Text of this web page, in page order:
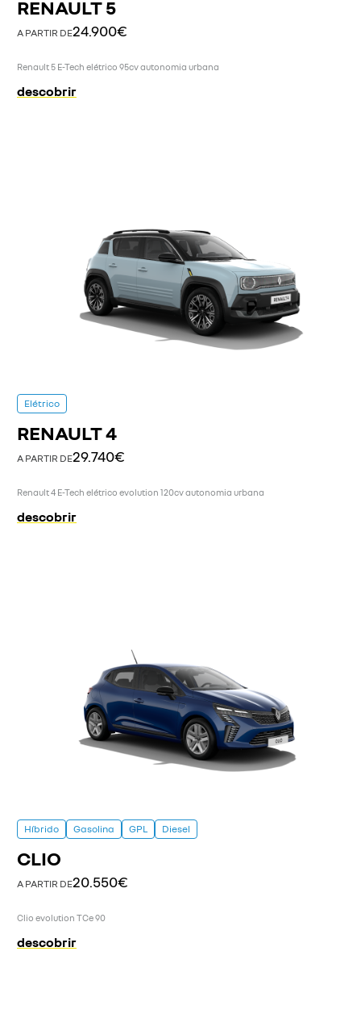
RENAULT 5
A PARTIR DE24.900€
Renault 5 E-Tech elétrico 95cv autonomia urbana
descobrir
Elétrico
RENAULT 4
A PARTIR DE29.740€
Renault 4 E-Tech elétrico evolution 120cv autonomia urbana
descobrir
Híbrido Gasolina GPL Diesel
CLIO
A PARTIR DE20.550€
Clio evolution TCe 90
descobrir